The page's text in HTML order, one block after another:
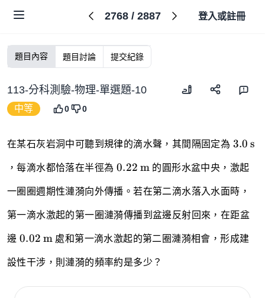
2768/ 2887 登入或註冊
題目內容 題目討論 提交紀錄
113-分科測驗-物理-單選題-10
中等 0 0
在某石灰岩洞中可聽到規律的滴水聲，其間隔固定為 3.0 \,
3.0 s
，每滴水都恰落在半徑為 0.22 \,
\text{m}
0.22 m 的圓形水盆中央，激起
一圈圈週期性漣漪向外傳播。若在第二滴水落入水面時，
第一滴水激起的第一圈漣漪傳播到盆邊反射回來，在距盆
邊 0.02 \,
\text{m}
0.02 m 處和第一滴水激起的第二圈漣漪相會，形成建
設性干涉，則漣漪的頻率約是多少？